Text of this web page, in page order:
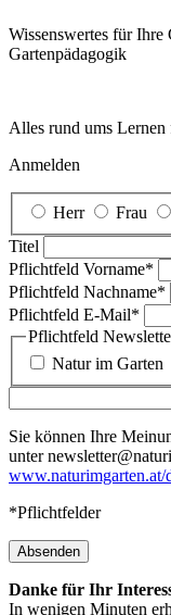
Wissenswertes für Ihre
Garten­pädagogik
Alles rund ums Lernen
Anmelden
Herr Frau
Titel
Pflichtfeld Vorname*
Pflichtfeld Nachname*
Pflichtfeld E-Mail*
Pflichtfeld
Natur im Garten
Sie können Ihre
unter
www.naturimgarten.at/
*Pflichtfelder
Absenden
Danke für Ihr
In wenigen Minuten